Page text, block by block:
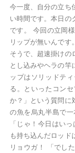
今一度、自分の立ち
い時間です。本日の
です。 今回の立岡
リップが無いんです
そうで、超速掛けの
とし込みやヘラの竿
ップはソリッドテ
る。といったコン
か？」という質問に
の魚を烏丸半島で
「じゃ！今日はい
も持ち込んだロッド
リョウガ！ 「でし